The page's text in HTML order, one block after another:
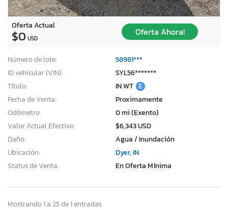
Oferta Actual
$0 USD
Oferta Ahora!
Número de lote:
58981***
ID vehicular (VIN):
SYL56*******
Título:
IN WT E
Fecha de Venta:
Proximamente
Odómetro:
0 mi (Exento)
Valor Actual Efectivo:
$6,343 USD
Daño:
Agua / Inundación
Ubicación:
Dyer, IN
Status de Venta:
En Oferta Mínima
Mostrando 1 a 25 de 1 entradas